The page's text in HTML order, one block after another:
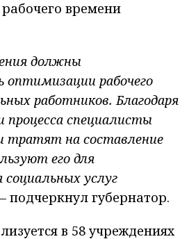
времени
должны
оптимизации рабочего
работников. Благодаря
специалисты
тратят на составление
его для
социальных услуг
подчеркнул губернатор.
в 58 учреждениях